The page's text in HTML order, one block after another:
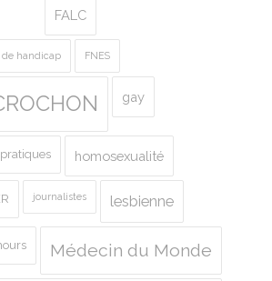
FALC
handicap FNES
gay
homosexualité
journalistes lesbienne
Médecin du Monde